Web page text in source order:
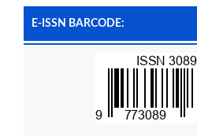
E-ISSN BARCODE: